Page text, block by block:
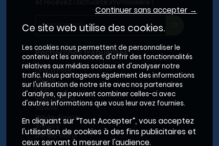
Recherches fréquentes
Grand Paris
Rhône
Lyon
Villeurbanne
Savoie
Haute-Savoie
Annecy
Aix-les-Bains
Continuer sans accepter →
Ce site web utilise des cookies.
Les cookies nous permettent de personnaliser le
contenu et les annonces, d'offrir des fonctionnalités
relatives aux médias sociaux et d'analyser notre
trafic. Nous partageons également des informations
sur l'utilisation de notre site avec nos partenaires
d'analyse, qui peuvent combiner celles-ci avec
d'autres informations que vous leur avez fournies.
En cliquant sur “Tout Accepter”, vous acceptez
l'utilisation de cookies à des fins publicitaires et
ceux servant à mesurer l'audience.